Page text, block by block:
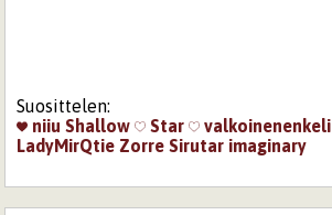
Suosittelen:
niiu Shallow Star valkoinenenkeli
LadyMirQtie Zorre Sirutar imaginary